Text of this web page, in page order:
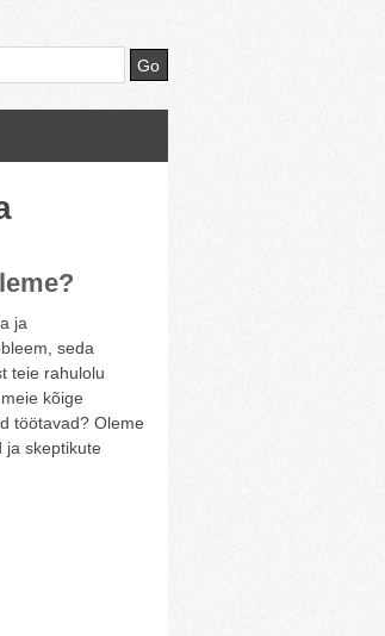
ja
seda
teie rahulolu
kõige
töötavad? Oleme
ja skeptikute